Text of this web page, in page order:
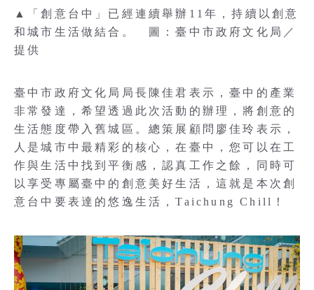
▲「創意台中」已經連續舉辦11年，持續以創意
和城市生活做結合。 圖：臺中市政府文化局／
提供
臺中市政府文化局局長陳佳君表示，臺中的產業
非常發達，希望透過此次活動的辦理，將創意的
生活態度帶入舊城區。總策展顧問廖佳玲表示，
人是城市中最精彩的核心，在臺中，您可以在工
作與生活中找到平衡感，認真工作之餘，同時可
以享受專屬臺中的創意美好生活，這就是本次創
意台中要表達的悠逸生活，Taichung Chill！